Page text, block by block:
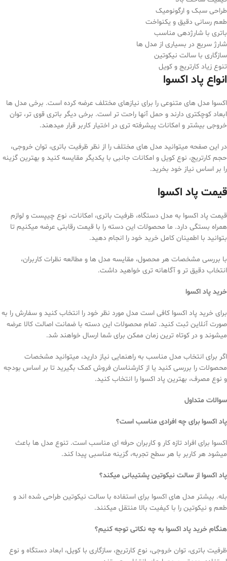
طراحی سبک و ارگونومیک
طعم رسانی دقیق و یکنواخت
باتری با شارژدهی مناسب
شارژ سریع در بسیاری از مدل ها
سازگاری با سالت نیکوتین
تنوع زیاد کارتریج و کویل
انواع پاد اکسوا
اکسوا مدل های متنوعی را برای نیازهای مختلف عرضه کرده است. برخی مدل ها
ابعاد کوچکتری دارند و حمل آنها راحت تر است. برخی دیگر باتری قوی تر، توان
خروجی بیشتر و امکانات پیشرفته تری در اختیار کاربر قرار میدهند.
در این صفحه میتوانید مدل های مختلف را از نظر ظرفیت باتری، توان خروجی،
حجم کارتریج، نوع کویل و امکانات جانبی با یکدیگر مقایسه کنید و بهترین گزینه
را بر اساس نیاز خود بخرید.
قیمت پاد اکسوا
قیمت پاد اکسوا به مدل دستگاه، ظرفیت باتری، امکانات، نوع چیپست و لوازم
همراه بستگی دارد. ما محصولات این دسته را با قیمت رقابتی عرضه میکنیم تا
بتوانید با اطمینان کامل خرید خود را انجام دهید.
با بررسی مشخصات هر محصول، مقایسه مدل ها و مطالعه نظرات کاربران،
انتخاب دقیق تر و آگاهانه تری خواهید داشت.
خرید پاد اکسوا
برای خرید پاد اکسوا کافی است مدل مورد نظر خود را انتخاب کنید و سفارش را به
صورت آنلاین ثبت کنید. تمام محصولات این دسته با ضمانت اصالت کالا عرضه
میشوند و در کوتاه ترین زمان ممکن برای شما ارسال خواهند شد.
اگر برای انتخاب مدل مناسب به راهنمایی نیاز دارید، میتوانید مشخصات
محصولات را بررسی کنید یا از کارشناسان فروش کمک بگیرید تا بر اساس بودجه
و نوع مصرف، بهترین پاد اکسوا را انتخاب کنید.
سوالات متداول
پاد اکسوا برای چه افرادی مناسب است؟
اکسوا برای افراد تازه کار و کاربران حرفه ای مناسب است. تنوع مدل ها باعث
میشود هر کاربر با هر سطح تجربه، گزینه مناسبی پیدا کند.
پاد اکسوا از سالت نیکوتین پشتیبانی میکند؟
بله. بیشتر مدل های اکسوا برای استفاده با سالت نیکوتین طراحی شده اند و
طعم و نیکوتین را با کیفیت بالا منتقل میکنند.
هنگام خرید پاد اکسوا به چه نکاتی توجه کنیم؟
ظرفیت باتری، توان خروجی، نوع کارتریج، سازگاری با کویل، ابعاد دستگاه و نوع